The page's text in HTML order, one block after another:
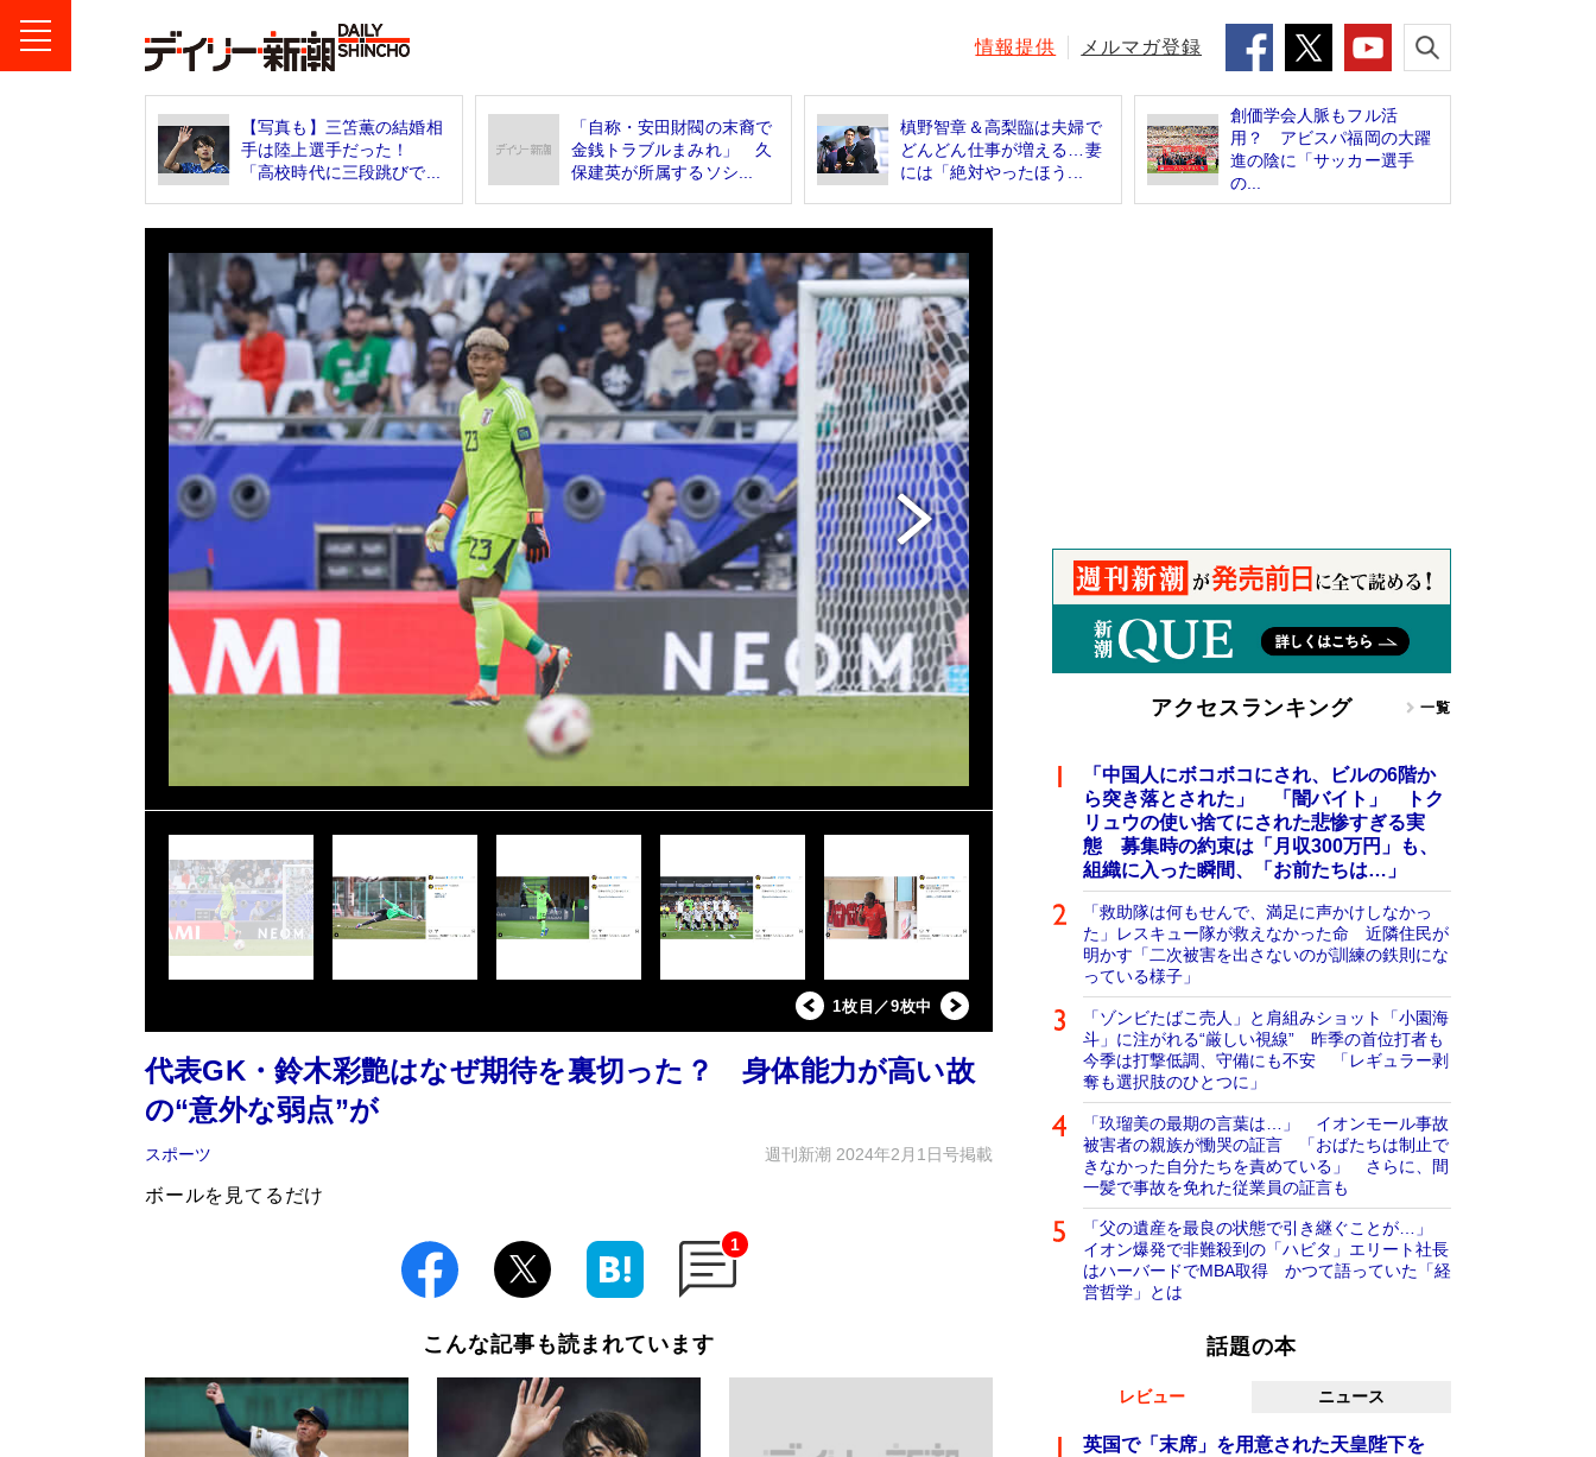
情報提供 メルマガ登録
【写真も】三笘薫の結婚相
手は陸上選手だった！
「高校時代に三段跳びで...
「自称・安田財閥の末裔で
金銭トラブルまみれ」 久
保建英が所属するソシ...
槙野智章＆高梨臨は夫婦で
どんどん仕事が増える…妻
には「絶対やったほう...
創価学会人脈もフル活
用？ アビスパ福岡の大躍
進の陰に「サッカー選手
の...
1枚目／9枚中
代表GK・鈴木彩艶はなぜ期待を裏切った？ 身体能力が高い故
の“意外な弱点”が
スポーツ 週刊新潮 2024年2月1日号掲載
ボールを見てるだけ
1
こんな記事も読まれています
アクセスランキング 一覧
「中国人にボコボコにされ、ビルの6階か
ら突き落とされた」 「闇バイト」 トク
リュウの使い捨てにされた悲惨すぎる実
態 募集時の約束は「月収300万円」も、
組織に入った瞬間、「お前たちは…」
「救助隊は何もせんで、満足に声かけしなかっ
た」レスキュー隊が救えなかった命 近隣住民が
明かす「二次被害を出さないのが訓練の鉄則にな
っている様子」
「ゾンビたばこ売人」と肩組みショット「小園海
斗」に注がれる“厳しい視線” 昨季の首位打者も
今季は打撃低調、守備にも不安 「レギュラー剥
奪も選択肢のひとつに」
「玖瑠美の最期の言葉は…」 イオンモール事故
被害者の親族が慟哭の証言 「おばたちは制止で
きなかった自分たちを責めている」 さらに、間
一髪で事故を免れた従業員の証言も
「父の遺産を最良の状態で引き継ぐことが…」
イオン爆発で非難殺到の「ハビタ」エリート社長
はハーバードでMBA取得 かつて語っていた「経
営哲学」とは
話題の本
レビュー ニュース
英国で「末席」を用意された天皇陛下を